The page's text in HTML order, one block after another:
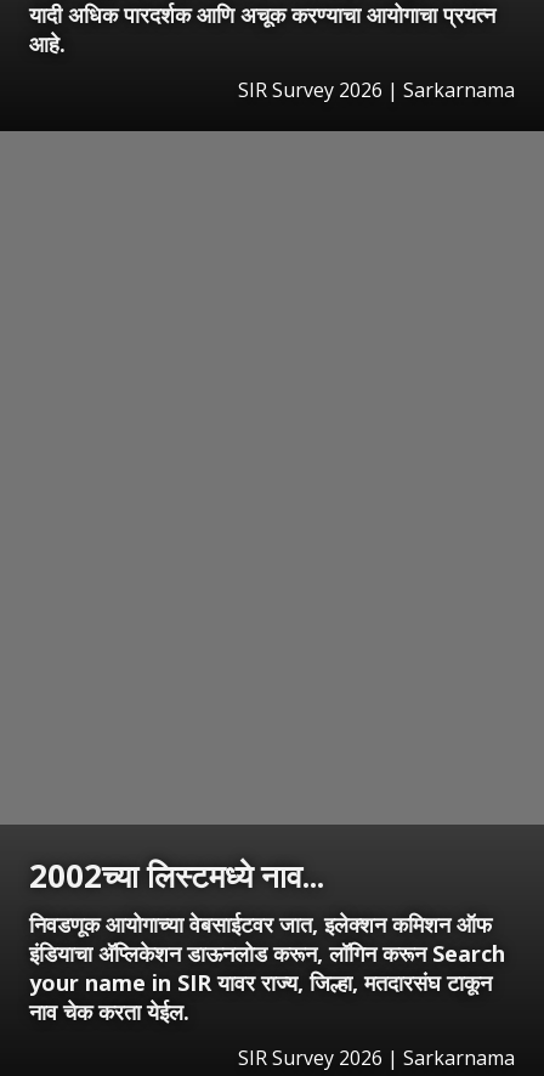
यादी अधिक पारदर्शक आणि अचूक करण्याचा आयोगाचा प्रयत्न
आहे.
SIR Survey 2026 | Sarkarnama
2002च्या लिस्टमध्ये नाव...
निवडणूक आयोगाच्या वेबसाईटवर जात, इलेक्शन कमिशन ऑफ
इंडियाचा अ‍ॅप्लिकेशन डाऊनलोड करून, लॉगिन करून Search
your name in SIR यावर राज्य, जिल्हा, मतदारसंघ टाकून
नाव चेक करता येईल.
SIR Survey 2026 | Sarkarnama